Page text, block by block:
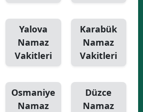
Yalova
Namaz
Vakitleri
Karabük
Namaz
Vakitleri
Osmaniye
Namaz
Düzce
Namaz